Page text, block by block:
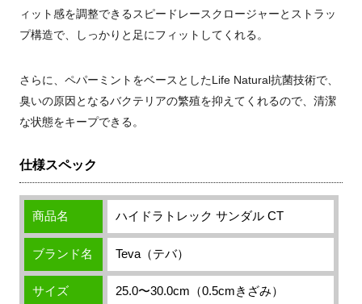
ィット感を調整できるスピードレースクロージャーとストラッ
プ構造で、しっかりと足にフィットしてくれる。
さらに、ペパーミントをベースとしたLife Natural抗菌技術で、
臭いの原因となるバクテリアの繁殖を抑えてくれるので、清潔
な状態をキープできる。
仕様スペック
商品名 ハイドラトレック サンダル CT
ブランド名 Teva（テバ）
サイズ 25.0〜30.0cm（0.5cmきざみ）